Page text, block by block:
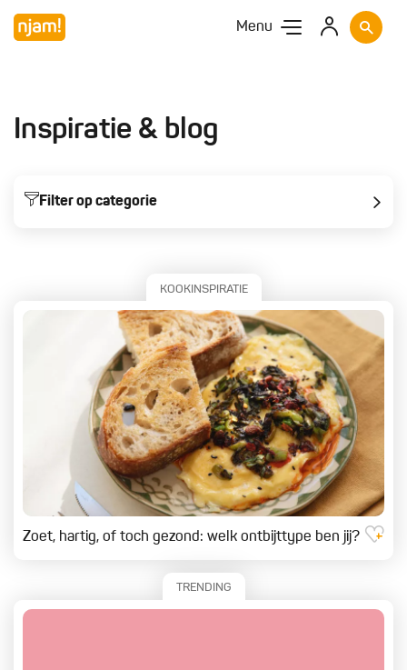
Menu
Inspiratie & blog
Filter op categorie
Internationale keuken
Chefs & verhalen
Koken met seizoenen
Feest
KOOKINSPIRATIE
Zoet, hartig, of toch gezond: welk ontbijttype ben jij?
TRENDING